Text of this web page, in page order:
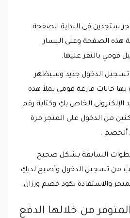
ستجدين في البداية الصفحة
هذه الصفحة وعلى اليسار
بالنقر عليها.
الدخول جديد وسيظهر
خانات فارغة قومي بملأ هذه
الإلكتروني الخاص بكِ وكتابة رقم
من الدخول على المتجر مرة
ألخصم .
السابقة بشكل صحيح
من تسجيل الدخول وأصبح لديكِ
والاستفادة بكود خصم ورزان.
من خلالها الدفع